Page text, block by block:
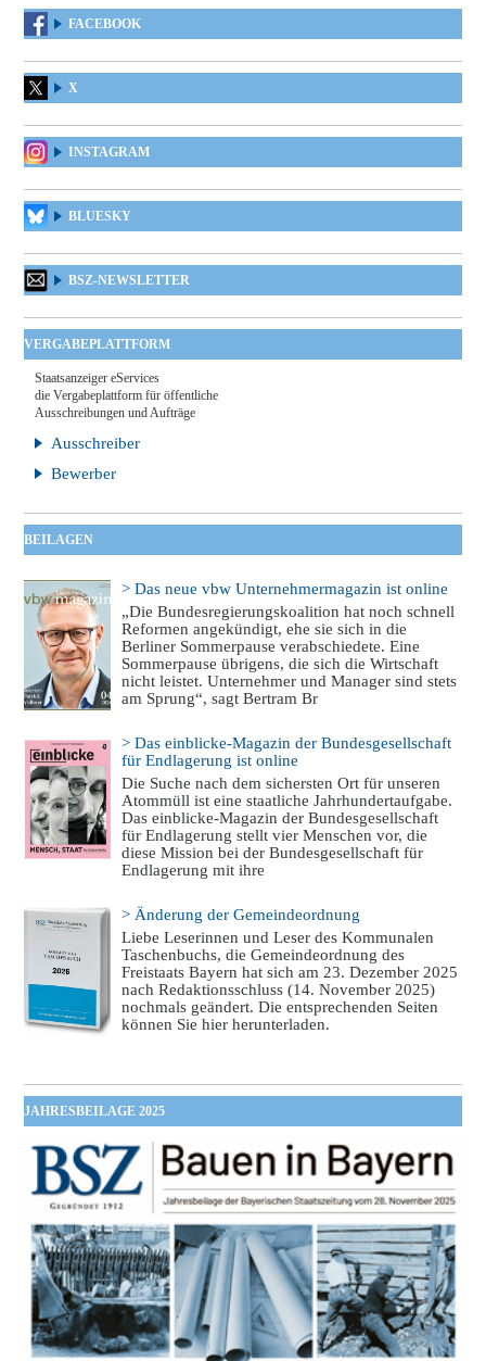
FACEBOOK
X
INSTAGRAM
BLUESKY
BSZ-NEWSLETTER
VERGABEPLATTFORM
Staatsanzeiger eServices
die Vergabeplattform für öffentliche
Ausschreibungen und Aufträge
Ausschreiber
Bewerber
BEILAGEN
> Das neue vbw Unternehmermagazin ist online
„Die Bundesregierungskoalition hat noch schnell
Reformen angekündigt, ehe sie sich in die
Berliner Sommerpause verabschiedete. Eine
Sommerpause übrigens, die sich die Wirtschaft
nicht leistet. Unternehmer und Manager sind stets
am Sprung“, sagt Bertram Br
> Das einblicke-Magazin der Bundesgesellschaft
für Endlagerung ist online
Die Suche nach dem sichersten Ort für unseren
Atommüll ist eine staatliche Jahrhundertaufgabe.
Das einblicke-Magazin der Bundesgesellschaft
für Endlagerung stellt vier Menschen vor, die
diese Mission bei der Bundesgesellschaft für
Endlagerung mit ihre
> Änderung der Gemeindeordnung
Liebe Leserinnen und Leser des Kommunalen
Taschenbuchs, die Gemeindeordnung des
Freistaats Bayern hat sich am 23. Dezember 2025
nach Redaktionsschluss (14. November 2025)
nochmals geändert. Die entsprechenden Seiten
können Sie hier herunterladen.
JAHRESBEILAGE 2025